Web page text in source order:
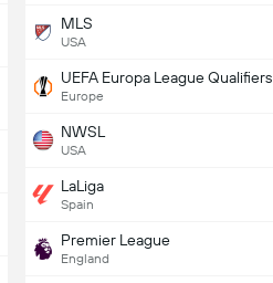
MLS
USA
UEFA Europa League Qualifiers
Europe
NWSL
USA
LaLiga
Spain
Premier League
England